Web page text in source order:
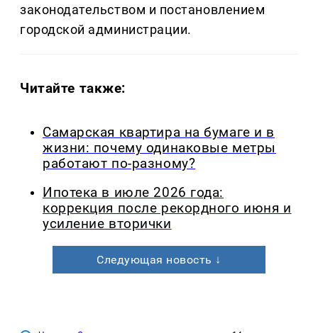
законодательством и постановлением
городской администрации.
Читайте также:
Самарская квартира на бумаге и в
жизни: почему одинаковые метры
работают по-разному?
Ипотека в июле 2026 года:
коррекция после рекордного июня и
усиление вторички
Следующая новость ↓